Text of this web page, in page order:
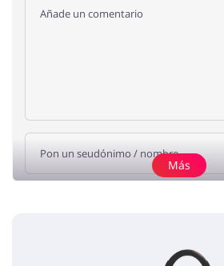
Sin elementos
Más